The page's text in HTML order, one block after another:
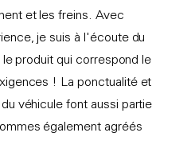
et les freins. Avec
je suis à l'écoute du
produit qui correspond le
! La ponctualité et
véhicule font aussi partie
également agréés